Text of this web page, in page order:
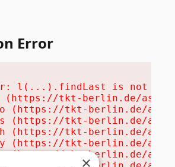
Error
l(...).findLast is not a
(https://tkt-berlin.de/
(https://tkt-berlin.de/
(https://tkt-berlin.de/
(https://tkt-berlin.de/
(https://tkt-berlin.de/
(https://tkt-berlin.de/
×